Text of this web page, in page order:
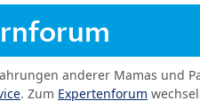
anderer Mamas und
. Zum Expertenforum